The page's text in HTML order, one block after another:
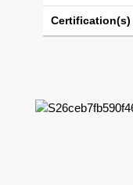
Certification(s)